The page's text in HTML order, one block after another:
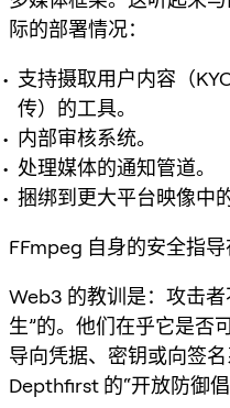
际的部署情况：
支持摄取用户内容（
传）的工具。
内部审核系统。
处理媒体的通知管道。
捆绑到更大平台映像中
FFmpeg 自身的安全指导
Web3 的教训是：攻击
生”的。他们在乎它是否
导向凭据、密钥或向签名
Depthfirst 的“开放防御